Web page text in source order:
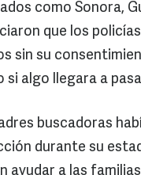
como Sonora,
que los
sin su
si algo llegara a
buscadoras
durante su
ayudar a las